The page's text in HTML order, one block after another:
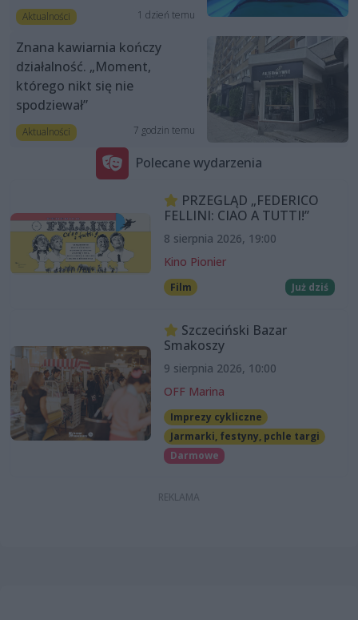
Aktualności 1 dzień temu
Znana kawiarnia kończy
działalność. „Moment,
którego nikt się nie
spodziewał”
Aktualności 7 godzin temu
Polecane wydarzenia
PRZEGLĄD „FEDERICO
FELLINI: CIAO A TUTTI!”
8 sierpnia 2026, 19:00
Kino Pionier
Film Już dziś
Szczeciński Bazar
Smakoszy
9 sierpnia 2026, 10:00
OFF Marina
Imprezy cykliczne
Jarmarki, festyny, pchle targi
Darmowe